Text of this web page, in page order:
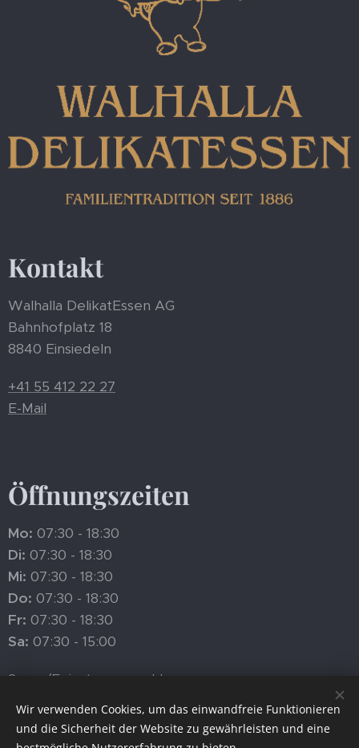
Kontakt
Walhalla DelikatEssen AG
Bahnhofplatz 18
8840 Einsiedeln
+41 55 412 22 27
E-Mail
Öffnungszeiten
Mo: 07:30 - 18:30
Di: 07:30 - 18:30
Mi: 07:30 - 18:30
Do: 07:30 - 18:30
Fr: 07:30 - 18:30
Sa: 07:30 - 15:00
Sonn-/Feiertage geschlossen
Wir verwenden Cookies, um das einwandfreie Funktionieren
und die Sicherheit der Website zu gewährleisten und eine